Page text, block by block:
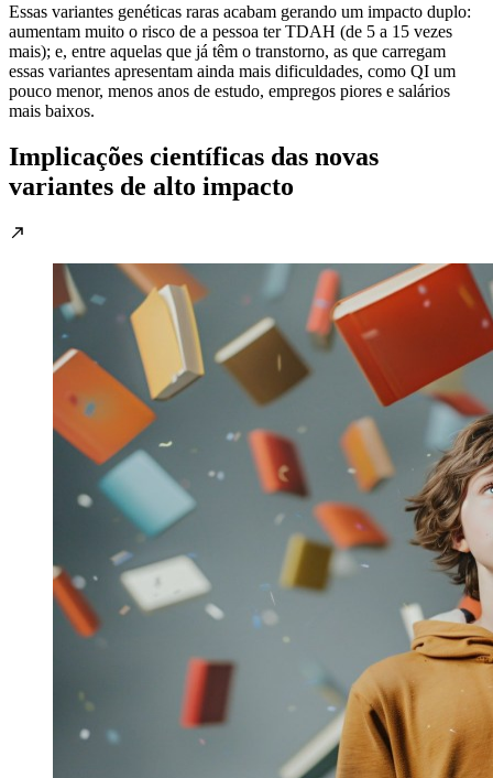
Essas variantes genéticas raras acabam gerando um impacto duplo:
aumentam muito o risco de a pessoa ter TDAH (de 5 a 15 vezes
mais); e, entre aquelas que já têm o transtorno, as que carregam
essas variantes apresentam ainda mais dificuldades, como QI um
pouco menor, menos anos de estudo, empregos piores e salários
mais baixos.
Implicações científicas das novas
variantes de alto impacto